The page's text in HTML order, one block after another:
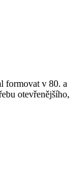
formovat v 80. a
otevřenějšího,